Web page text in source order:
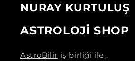
NURAY KURTULUŞ
ASTROLOJİ SHOP
AstroBilir iş birliği ile..